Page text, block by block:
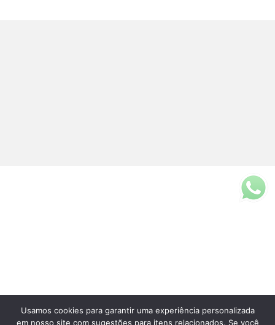
Fale Conosco
Usamos cookies para garantir uma experiência personalizada
em nosso site com sugestões para itens relacionados. Se você